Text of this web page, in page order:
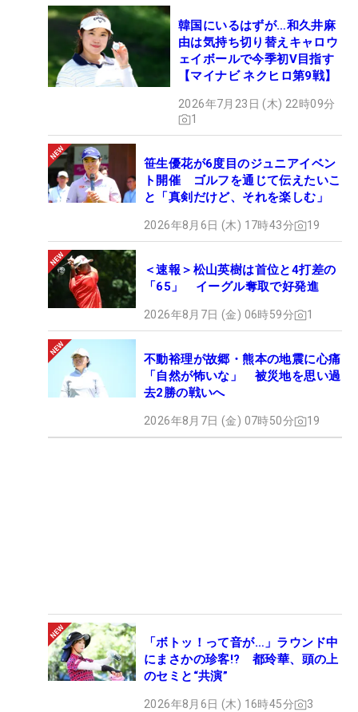
韓国にいるはずが…和久井麻
由は気持ち切り替えキャロウ
ェイボールで今季初V目指す
【マイナビ ネクヒロ第9戦】
2026年7月23日 (木) 22時09分
1
笹生優花が6度目のジュニアイベン
ト開催 ゴルフを通じて伝えたいこ
と「真剣だけど、それを楽しむ」
2026年8月6日 (木) 17時43分 19
＜速報＞松山英樹は首位と4打差の
「65」 イーグル奪取で好発進
2026年8月7日 (金) 06時59分 1
不動裕理が故郷・熊本の地震に心痛
「自然が怖いな」 被災地を思い過
去2勝の戦いへ
2026年8月7日 (金) 07時50分 19
「ボトッ！って音が…」ラウンド中
にまさかの珍客!? 都玲華、頭の上
のセミと“共演”
2026年8月6日 (木) 16時45分 3